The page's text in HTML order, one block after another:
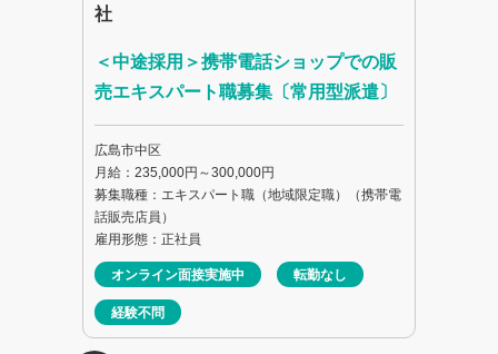
社
＜中途採用＞携帯電話ショップでの販
売エキスパート職募集〔常用型派遣〕
広島市中区
月給：235,000円～300,000円
募集職種：エキスパート職（地域限定職）（携帯電
話販売店員）
雇用形態：正社員
オンライン面接実施中 転勤なし
経験不問